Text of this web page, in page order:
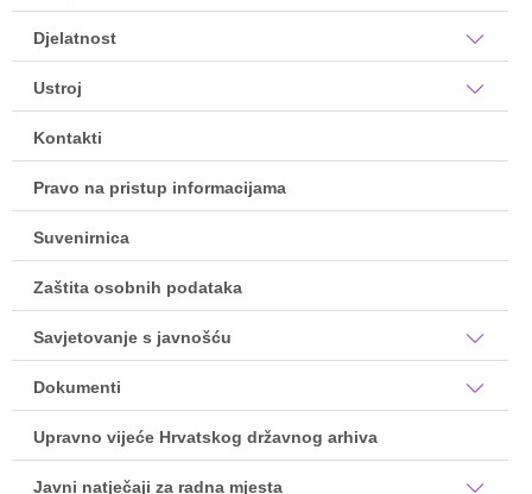
Djelatnost
Ustroj
Kontakti
Pravo na pristup informacijama
Suvenirnica
Zaštita osobnih podataka
Savjetovanje s javnošću
Dokumenti
Upravno vijeće Hrvatskog državnog arhiva
Javni natječaji za radna mjesta